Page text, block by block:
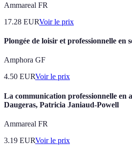
Ammareal FR
17.28 EURVoir le prix
Plongée de loisir et professionnelle en
Amphora GF
4.50 EURVoir le prix
La communication professionnelle en
Daugeras, Patricia Janiaud-Powell
Ammareal FR
3.19 EURVoir le prix